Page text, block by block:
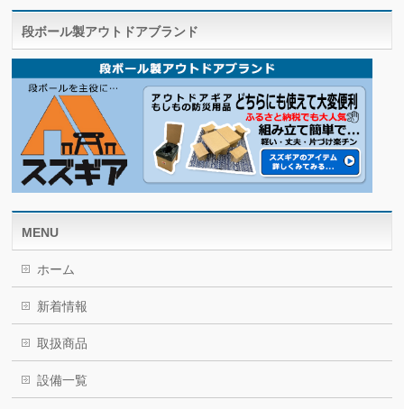
段ボール製アウトドアブランド
MENU
ホーム
新着情報
取扱商品
設備一覧